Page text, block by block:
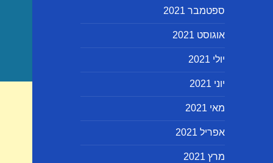
ספטמבר 2021
אוגוסט 2021
יולי 2021
יוני 2021
מאי 2021
אפריל 2021
מרץ 2021